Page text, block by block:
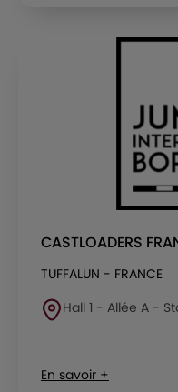
CASTLOADERS
TUFFALUN - FRANCE
Hall 1 - Allée A -
En savoir +